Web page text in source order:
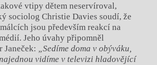
vtipy dětem neservíroval,
sociolog Christie Davies soudí, že
jsou především reakcí na
Jeho úvahy připomněl
Janeček:
„Sedíme doma v obýváku,
vidíme v televizi hladovějící